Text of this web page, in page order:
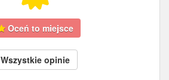
Oceń to miejsce
Wszystkie opinie